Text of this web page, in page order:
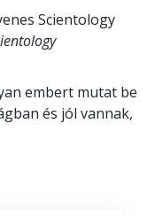
Scientology
embert mutat be
és jól vannak,